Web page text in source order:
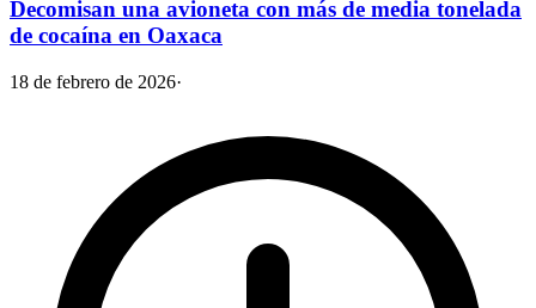
Decomisan una avioneta con más de media tonelada
de cocaína en Oaxaca
18 de febrero de 2026·